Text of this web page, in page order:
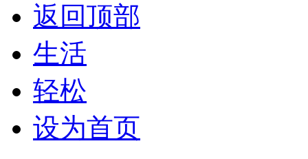
返回顶部
生活
轻松
设为首页